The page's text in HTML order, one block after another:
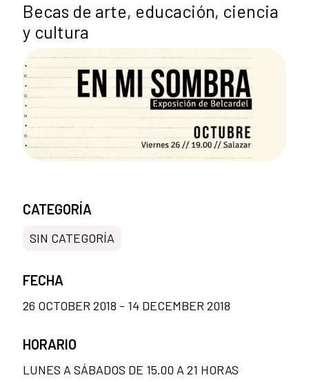
Becas de arte, educación, ciencia
y cultura
CATEGORÍA
SIN CATEGORÍA
FECHA
26 OCTOBER 2018 - 14 DECEMBER 2018
HORARIO
LUNES A SÁBADOS DE 15.00 A 21 HORAS